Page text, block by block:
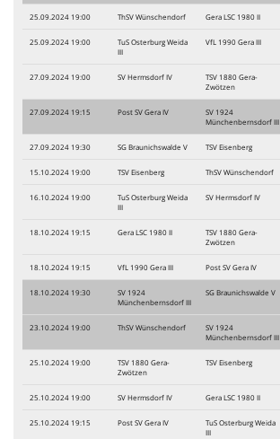
25.09.2024 19:00 ThSV Wünschendorf Gera LSC 1980 II
25.09.2024 19:00
TuS Osterburg Weida
III
VfL 1990 Gera III
27.09.2024 19:00 SV Hermsdorf IV
TSV 1880 Gera-
Zwötzen
27.09.2024 19:15 Post SV Gera IV
SV 1924
Münchenbernsdorf III
27.09.2024 19:30 SG Braunichswalde V TSV Eisenberg
15.10.2024 19:00 TSV Eisenberg ThSV Wünschendorf
16.10.2024 19:00
TuS Osterburg Weida
III
SV Hermsdorf IV
18.10.2024 19:15 Gera LSC 1980 II
TSV 1880 Gera-
Zwötzen
18.10.2024 19:15 VfL 1990 Gera III Post SV Gera IV
18.10.2024 19:30
SV 1924
Münchenbernsdorf III
SG Braunichswalde V
23.10.2024 19:00 ThSV Wünschendorf
SV 1924
Münchenbernsdorf III
25.10.2024 19:00
TSV 1880 Gera-
Zwötzen
TSV Eisenberg
25.10.2024 19:00 SV Hermsdorf IV Gera LSC 1980 II
25.10.2024 19:15 Post SV Gera IV
TuS Osterburg Weida
III